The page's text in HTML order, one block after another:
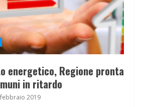
energetico, Regione pronta
in ritardo
2019